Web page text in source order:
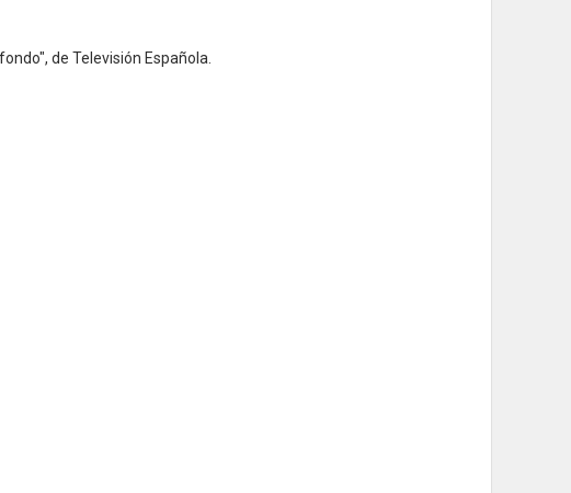
de Televisión Española.